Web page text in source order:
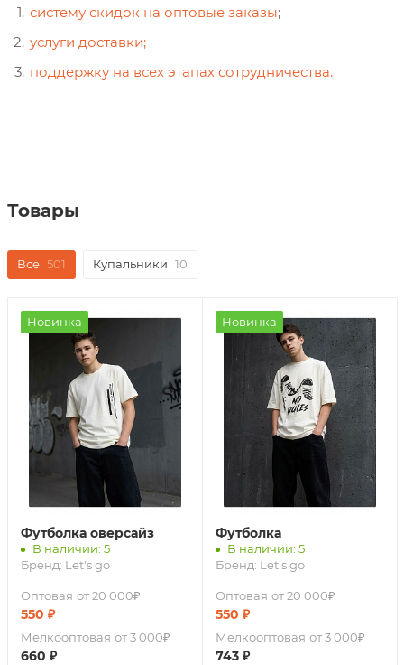
систему скидок на оптовые заказы;
услуги доставки;
поддержку на всех этапах сотрудничества.
Товары
Все 501 Купальники 10
Новинка
Футболка оверсайз
В наличии: 5
Бренд: Let's go
Оптовая от 20 000₽
550 ₽
Мелкооптовая от 3 000₽
660 ₽
Новинка
Футболка
В наличии: 5
Бренд: Let's go
Оптовая от 20 000₽
550 ₽
Мелкооптовая от 3 000₽
743 ₽